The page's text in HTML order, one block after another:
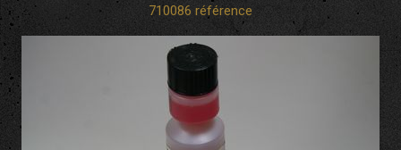
710086 référence